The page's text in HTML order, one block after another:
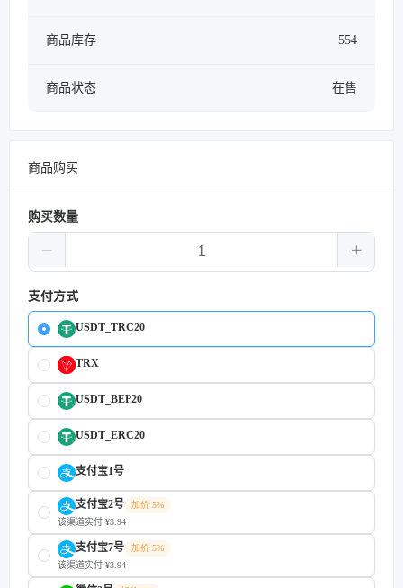
商品库存 554
商品状态 在售
商品购买
购买数量
支付方式
USDT_TRC20
TRX
USDT_BEP20
USDT_ERC20
支付宝1号
支付宝2号
加价 5%
该渠道实付 ¥3.94
支付宝7号
加价 5%
该渠道实付 ¥3.94